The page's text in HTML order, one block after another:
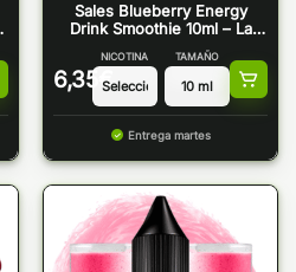
Sales Blueberry Energy
Drink Smoothie 10ml – La
6,35 €
NICOTINA TAMAÑO
Entrega martes